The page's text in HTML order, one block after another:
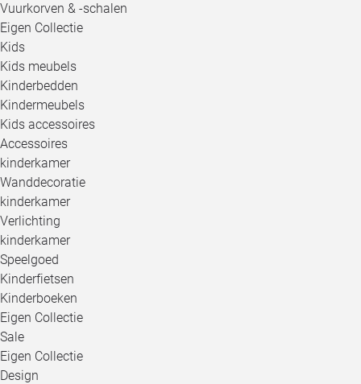
Vuurkorven & -schalen
Eigen Collectie
Kids
Kids meubels
Kinderbedden
Kindermeubels
Kids accessoires
Accessoires
kinderkamer
Wanddecoratie
kinderkamer
Verlichting
kinderkamer
Speelgoed
Kinderfietsen
Kinderboeken
Eigen Collectie
Sale
Eigen Collectie
Design